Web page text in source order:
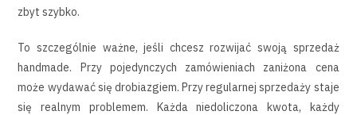
zbyt szybko.
To szczególnie ważne, jeśli chcesz rozwijać swoją sprzedaż
handmade. Przy pojedynczych zamówieniach zaniżona cena
może wydawać się drobiazgiem. Przy regularnej sprzedaży staje
się realnym problemem. Każda niedoliczona kwota, każdy